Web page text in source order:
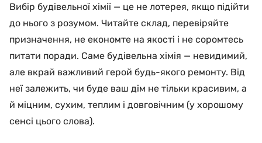
Вибір будівельної хімії — це не лотерея, якщо підійти
до нього з розумом. Читайте склад, перевіряйте
призначення, не економте на якості і не соромтесь
питати поради. Саме будівельна хімія — невидимий,
але вкрай важливий герой будь-якого ремонту. Від
неї залежить, чи буде ваш дім не тільки красивим, а
й міцним, сухим, теплим і довговічним (у хорошому
сенсі цього слова).